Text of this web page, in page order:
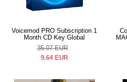
Voicemod PRO Subscription 1
Month CD Key Global
35.07 EUR
9.64 EUR